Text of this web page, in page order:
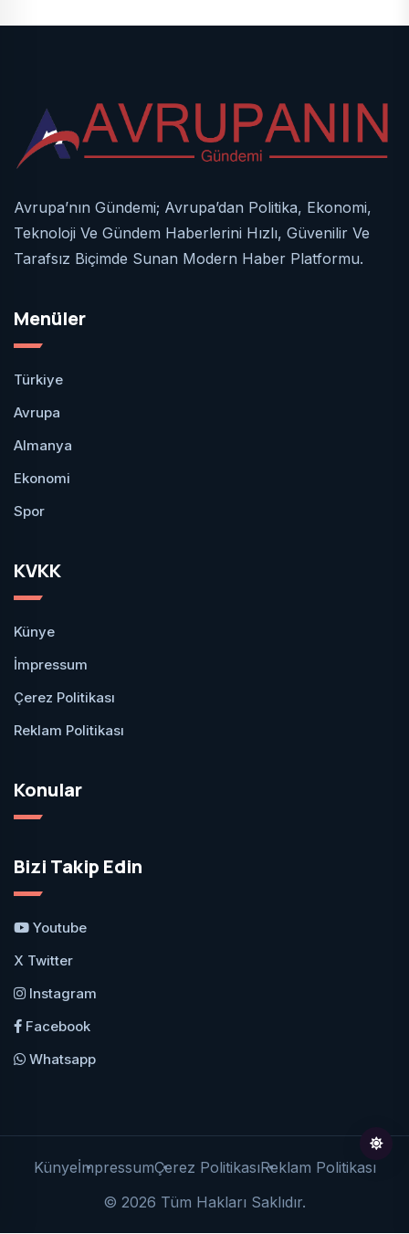
Avrupa’nın Gündemi; Avrupa’dan Politika, Ekonomi,
Teknoloji Ve Gündem Haberlerini Hızlı, Güvenilir Ve
Tarafsız Biçimde Sunan Modern Haber Platformu.
Menüler
Türkiye
Avrupa
Almanya
Ekonomi
Spor
KVKK
Künye
İmpressum
Çerez Politikası
Reklam Politikası
Konular
Bizi Takip Edin
Youtube
X Twitter
Instagram
Facebook
Whatsapp
KünyeİmpressumÇerez PolitikasıReklam Politikası
© 2026 Tüm Hakları Saklıdır.